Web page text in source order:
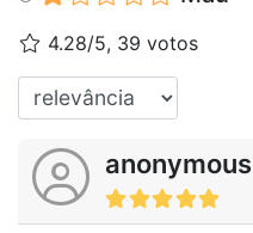
4.28/5, 39 votos
anonymous